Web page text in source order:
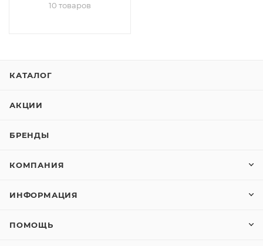
10 товаров
КАТАЛОГ
АКЦИИ
БРЕНДЫ
КОМПАНИЯ
ИНФОРМАЦИЯ
ПОМОЩЬ